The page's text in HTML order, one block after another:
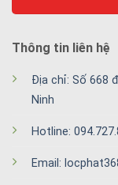
Thông tin liên hệ
Địa chỉ: Số 668
Ninh
Hotline:
Email: